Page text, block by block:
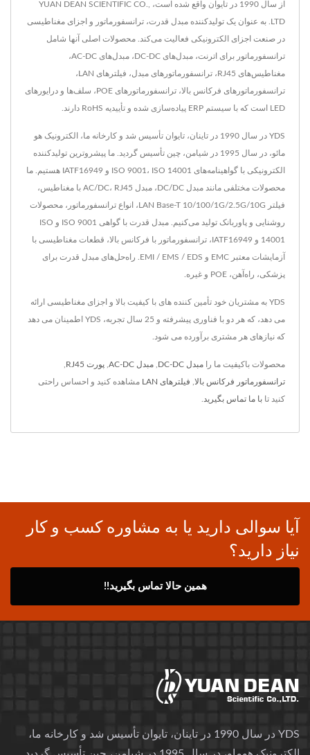
از سال 1990 در تایوان واقع شده است، YUAN DEAN SCIENTIFIC CO.,
LTD. به عنوان یک تولیدکننده مبدل قدرت، ترانسفورماتور و اجزای مغناطیسی
در صنعت اجزای الکترونیکی فعالیت می‌کند. محصولات اصلی آنها شامل
ترانسفورماتور برای اترنت، مبدل‌های DC-DC، مبدل‌های AC-DC،
مغناطیس‌های RJ45، ترانسفورماتورهای مبدل، فیلترهای LAN،
ترانسفورماتورهای فرکانس بالا، ترانسفورماتورهای POE، سلف‌ها و درایورهای
LED است که با سیستم ERP پیاده‌سازی شده و تأییدیه RoHS دارند.
YDS در سال 1990 در تاینان، تایوان تأسیس شد و کارخانه ما، الکترونیک هو
مائو، در سال 1995 در شیامن، چین تأسیس گردید. ما پیشروترین تولیدکننده
الکترونیکی با گواهینامه‌های ISO 9001، ISO 14001 و IATF16949 هستیم. ما
محصولات مختلفی مانند مبدل DC/DC، مبدل AC/DC، RJ45 با مغناطیس،
فیلتر LAN Base-T 10/100/1G/2.5G/10G، انواع ترانسفورماتور، محصولات
روشنایی و پاوربانک تولید می‌کنیم. مبدل قدرت با گواهی ISO 9001 و ISO
14001 و IATF16949، ترانسفورماتور با فرکانس بالا، قطعات مغناطیسی با
آزمایشات معتبر EMC و EMI / EMS / EDS. راه‌حل‌های مبدل قدرت برای
پزشکی، راه‌آهن، POE و غیره.
YDS به مشتریان خود تأمین کننده های با کیفیت بالا و اجزای مغناطیسی ارائه
می دهد، که هر دو با فناوری پیشرفته و 25 سال تجربه، YDS اطمینان می دهد
که نیازهای هر مشتری برآورده می شود.
محصولات باکیفیت ما را مبدل DC-DC مبدل AC-DC پورت RJ45
ترانسفورماتور فرکانس بالا فیلترهای LAN مشاهده کنید و احساس راحتی
کنید تا با ما تماس بگیرید
آیا سوالی دارید یا به مشاوره کسب و کار
نیاز دارید؟
همین حالا تماس بگیرید!!
YDS در سال 1990 در تاینان، تایوان تأسیس شد و کارخانه ما،